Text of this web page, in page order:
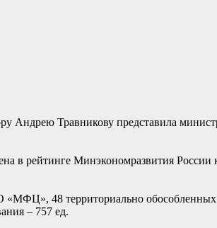
Андрею Травникову представила
в рейтинге Минэкономразвития России
48 территориально обособленных
– 757 ед.